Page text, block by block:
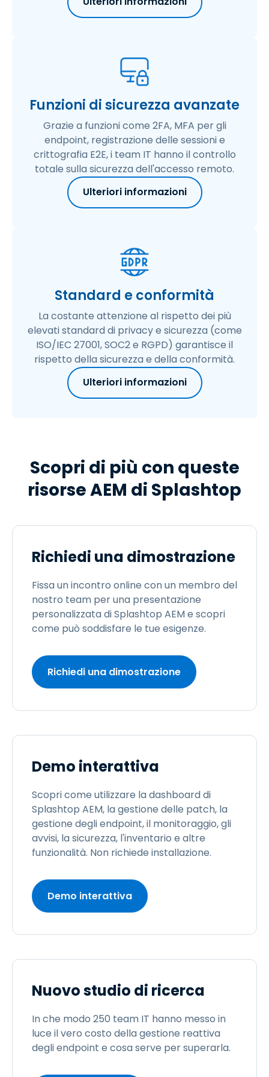
Funzioni di sicurezza avanzate
Grazie a funzioni come 2FA, MFA per gli
endpoint, registrazione delle sessioni e
crittografia E2E, i team IT hanno il controllo
totale sulla sicurezza dell'accesso remoto.
Ulteriori informazioni
Standard e conformità
La costante attenzione al rispetto dei più
elevati standard di privacy e sicurezza (come
ISO/IEC 27001, SOC2 e RGPD) garantisce il
rispetto della sicurezza e della conformità.
Ulteriori informazioni
Scopri di più con queste
risorse AEM di Splashtop
Richiedi una dimostrazione
Fissa un incontro online con un membro del
nostro team per una presentazione
personalizzata di Splashtop AEM e scopri
come può soddisfare le tue esigenze.
Richiedi una dimostrazione
Demo interattiva
Scopri come utilizzare la dashboard di
Splashtop AEM, la gestione delle patch, la
gestione degli endpoint, il monitoraggio, gli
avvisi, la sicurezza, l'inventario e altre
funzionalità. Non richiede installazione.
Demo interattiva
Nuovo studio di ricerca
In che modo 250 team IT hanno messo in
luce il vero costo della gestione reattiva
degli endpoint e cosa serve per superarla.